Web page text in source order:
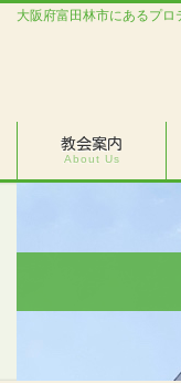
大阪府富田林市にあるプ
教会案内
About Us